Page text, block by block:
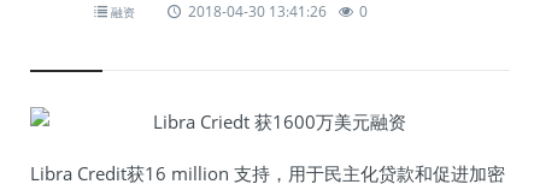
融资 2018-04-30 13:41:26 0
Libra Credit获16 million 支持，用于民主化贷款和促进加密